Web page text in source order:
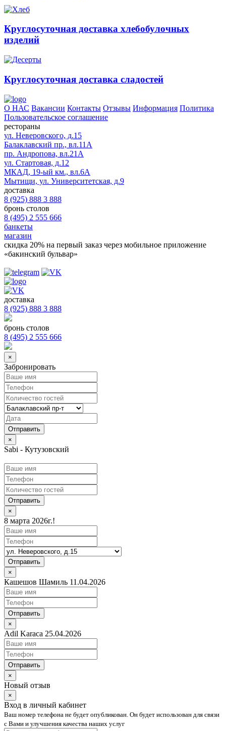
Круглосуточная доставка хлебобулочных
изделий
Круглосуточная доставка сладостей
О НАС Вакансии Контакты Отзывы Информация Политика
Пользовательское соглашение
рестораны
ул. Неверовского, д.15
Балаклавский пр., вл.11А
пр. Андропова, вл.21А
ул. Стартовая, д.12
МКАД, 19-ый км., вл.6А
Мытищи, ул. Университетская, д.9
доставка
8 (925) 888 3 888
бронь столов
8 (495) 2 555 666
банкеты
магазин
скидка 20% на первый заказ через мобильное приложение
«бакинский бульвар»
доставка
8 (925) 888 3 888
бронь столов
8 (495) 2 555 666
×
Забронировать
×
Sabi - Кутузовский
Отправить
×
8 марта 2026г.!
Отправить
×
Кашешов Шамиль 11.04.2026
Отправить
×
Adil Karaca 25.04.2026
Отправить
×
Новый отзыв
×
Вход в личный кабинет
Ваш номер телефона не будет опубликован. Он будет использован для связи
с Вами и улучшения качества наших услуг